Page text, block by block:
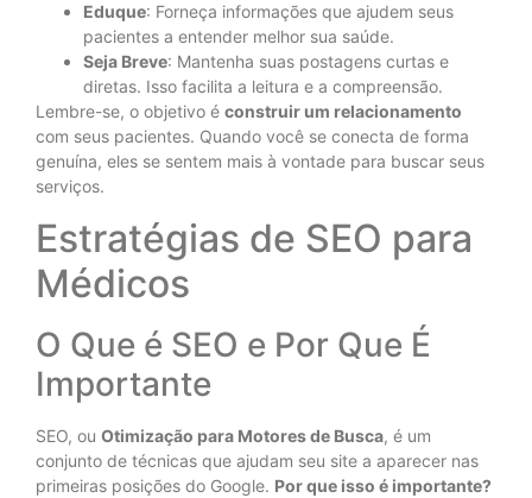
Eduque: Forneça informações que ajudem seus
pacientes a entender melhor sua saúde.
Seja Breve: Mantenha suas postagens curtas e
diretas. Isso facilita a leitura e a compreensão.
Lembre-se, o objetivo é construir um relacionamento
com seus pacientes. Quando você se conecta de forma
genuína, eles se sentem mais à vontade para buscar seus
serviços.
Estratégias de SEO para
Médicos
O Que é SEO e Por Que É
Importante
SEO, ou Otimização para Motores de Busca, é um
conjunto de técnicas que ajudam seu site a aparecer nas
primeiras posições do Google. Por que isso é importante?